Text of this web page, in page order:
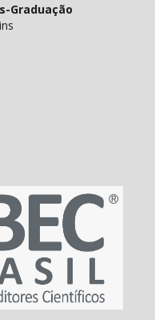
Graduação